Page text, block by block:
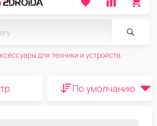
для техники и устройств
По умолчанию